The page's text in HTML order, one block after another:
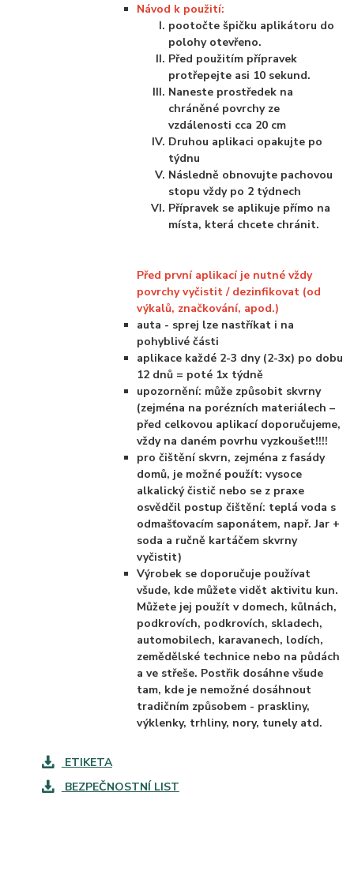
Návod k použití:
pootočte špičku aplikátoru do
polohy otevřeno.
Před použitím přípravek
protřepejte asi 10 sekund.
Naneste prostředek na
chráněné povrchy ze
vzdálenosti cca 20 cm
Druhou aplikaci opakujte po
týdnu
Následně obnovujte pachovou
stopu vždy po 2 týdnech
Přípravek se aplikuje přímo na
místa, která chcete chránit.
Před první aplikací je nutné vždy
povrchy vyčistit / dezinfikovat (od
výkalů, značkování, apod.)
auta - sprej lze nastříkat i na
pohyblivé části
aplikace každé 2-3 dny (2-3x) po dobu
12 dnů = poté 1x týdně
upozornění: může způsobit skvrny
(zejména na porézních materiálech –
před celkovou aplikací doporučujeme,
vždy na daném povrhu vyzkoušet!!!!
pro čištění skvrn, zejména z fasády
domů, je možné použít: vysoce
alkalický čistič nebo se z praxe
osvědčil postup čištění: teplá voda s
odmašťovacím saponátem, např. Jar +
soda a ručně kartáčem skvrny
vyčistit)
Výrobek se doporučuje používat
všude, kde můžete vidět aktivitu kun.
Můžete jej použít v domech, kůlnách,
podkrovích, podkrovích, skladech,
automobilech, karavanech, lodích,
zemědělské technice nebo na půdách
a ve střeše. Postřik dosáhne všude
tam, kde je nemožné dosáhnout
tradičním způsobem - praskliny,
výklenky, trhliny, nory, tunely atd.
ETIKETA
BEZPEČNOSTNÍ LIST